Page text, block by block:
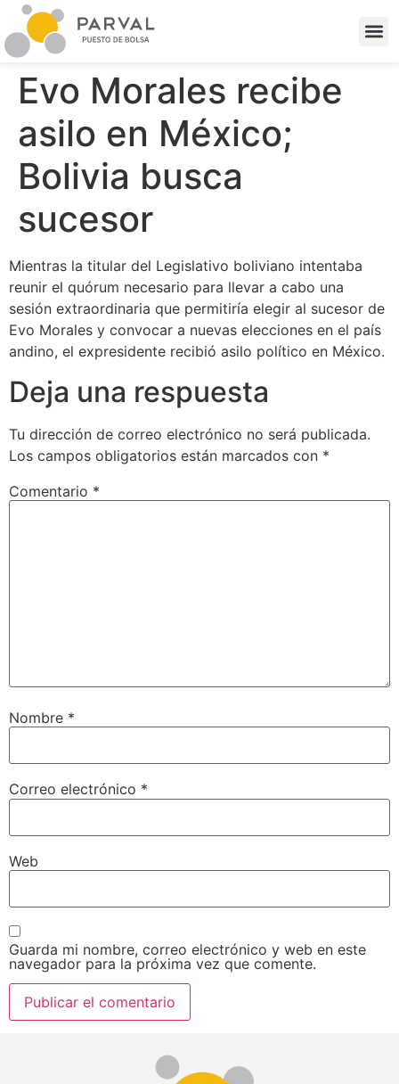
Evo Morales recibe
asilo en México;
Bolivia busca
sucesor
Mientras la titular del Legislativo boliviano intentaba
reunir el quórum necesario para llevar a cabo una
sesión extraordinaria que permitiría elegir al sucesor de
Evo Morales y convocar a nuevas elecciones en el país
andino, el expresidente recibió asilo político en México.
Deja una respuesta
Tu dirección de correo electrónico no será publicada.
Los campos obligatorios están marcados con *
Comentario *
Nombre *
Correo electrónico *
Web
Guarda mi nombre, correo electrónico y web en este
navegador para la próxima vez que comente.